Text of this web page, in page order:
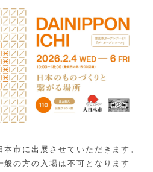
市に出展させていただきます。
の方の入場は不可となります